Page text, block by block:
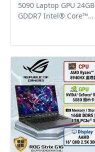
5090 Laptop GPU 24GB
GDDR7 Intel® Core™
OLED, 120Hz, 觸控